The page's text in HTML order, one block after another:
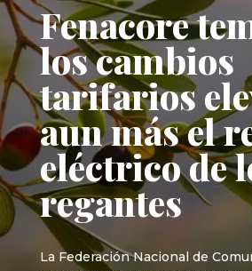
Fenacore
los cambios
tarifarios
aun más el
eléctrico de
regantes
La Federación Nacional de